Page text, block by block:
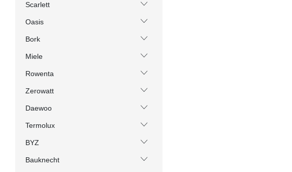
Scarlett
Oasis
Bork
Miele
Rowenta
Zerowatt
Daewoo
Termolux
BYZ
Bauknecht